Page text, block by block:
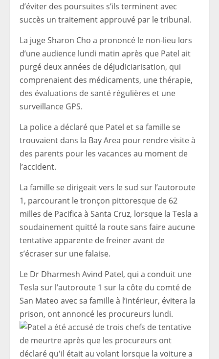
d’éviter des poursuites s’ils terminent avec
succès un traitement approuvé par le tribunal.
La juge Sharon Cho a prononcé le non-lieu lors
d’une audience lundi matin après que Patel ait
purgé deux années de déjudiciarisation, qui
comprenaient des médicaments, une thérapie,
des évaluations de santé régulières et une
surveillance GPS.
La police a déclaré que Patel et sa famille se
trouvaient dans la Bay Area pour rendre visite à
des parents pour les vacances au moment de
l’accident.
La famille se dirigeait vers le sud sur l’autoroute
1, parcourant le tronçon pittoresque de 62
milles de Pacifica à Santa Cruz, lorsque la Tesla a
soudainement quitté la route sans faire aucune
tentative apparente de freiner avant de
s’écraser sur une falaise.
Le Dr Dharmesh Avind Patel, qui a conduit une
Tesla sur l’autoroute 1 sur la côte du comté de
San Mateo avec sa famille à l’intérieur, évitera la
prison, ont annoncé les procureurs lundi.